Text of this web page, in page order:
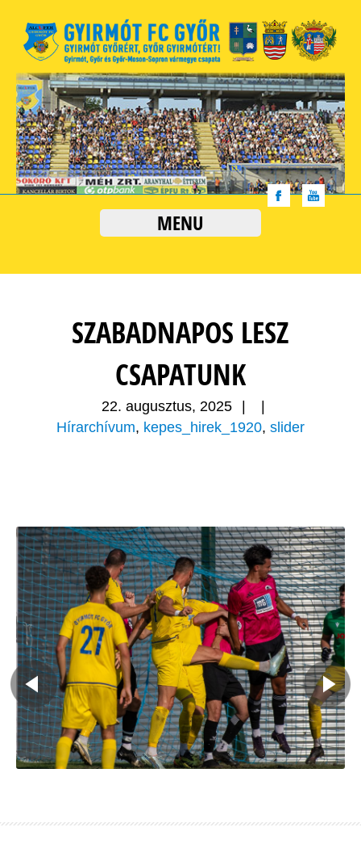
MENU
SZABADNAPOS LESZ
CSAPATUNK
22. augusztus, 2025
Hírarchívum, kepes_hirek_1920, slider